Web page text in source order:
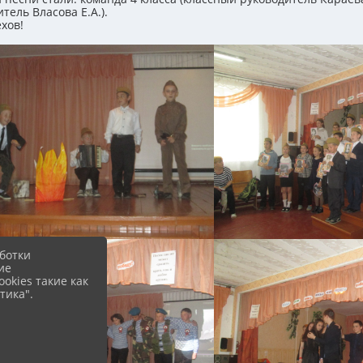
Власова Е.А.).
такие как